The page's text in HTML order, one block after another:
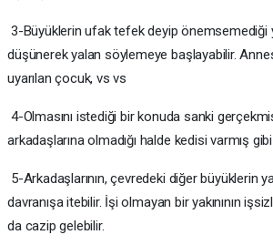
3-Büyüklerin ufak tefek deyip önemsemediği
düşünerek yalan söylemeye başlayabilir.
uyarılan çocuk, vs vs
4-Olmasını istediği bir konuda sanki
arkadaşlarına olmadığı halde kedisi varmış
5-Arkadaşlarının, çevredeki diğer büyüklerin
davranışa itebilir. İşi olmayan bir yakınının
da cazip gelebilir.